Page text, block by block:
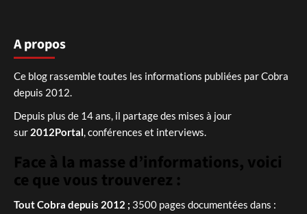
A propos
Ce blog rassemble toutes les informations publiées par Cobra
depuis 2012.
Depuis plus de 14 ans, il partage des mises à jour
sur 2012Portal, conférences et interviews.
Face à la masse d’informations, voici
ce que vous trouverez :
Tout Cobra depuis 2012 ; 3500 pages documentées dans :